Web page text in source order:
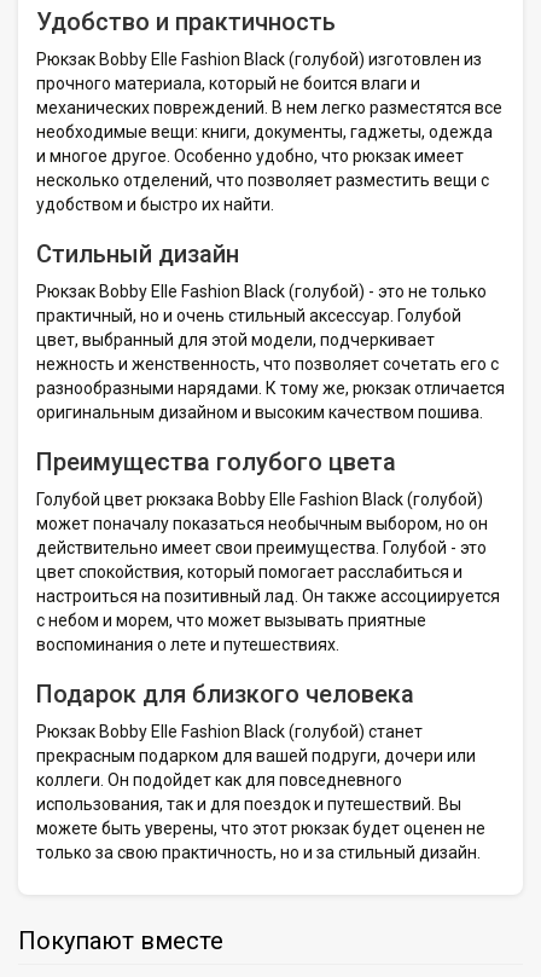
Удобство и практичность
Рюкзак Bobby Elle Fashion Black (голубой) изготовлен из
прочного материала, который не боится влаги и
механических повреждений. В нем легко разместятся все
необходимые вещи: книги, документы, гаджеты, одежда
и многое другое. Особенно удобно, что рюкзак имеет
несколько отделений, что позволяет разместить вещи с
удобством и быстро их найти.
Стильный дизайн
Рюкзак Bobby Elle Fashion Black (голубой) - это не только
практичный, но и очень стильный аксессуар. Голубой
цвет, выбранный для этой модели, подчеркивает
нежность и женственность, что позволяет сочетать его с
разнообразными нарядами. К тому же, рюкзак отличается
оригинальным дизайном и высоким качеством пошива.
Преимущества голубого цвета
Голубой цвет рюкзака Bobby Elle Fashion Black (голубой)
может поначалу показаться необычным выбором, но он
действительно имеет свои преимущества. Голубой - это
цвет спокойствия, который помогает расслабиться и
настроиться на позитивный лад. Он также ассоциируется
с небом и морем, что может вызывать приятные
воспоминания о лете и путешествиях.
Подарок для близкого человека
Рюкзак Bobby Elle Fashion Black (голубой) станет
прекрасным подарком для вашей подруги, дочери или
коллеги. Он подойдет как для повседневного
использования, так и для поездок и путешествий. Вы
можете быть уверены, что этот рюкзак будет оценен не
только за свою практичность, но и за стильный дизайн.
Покупают вместе